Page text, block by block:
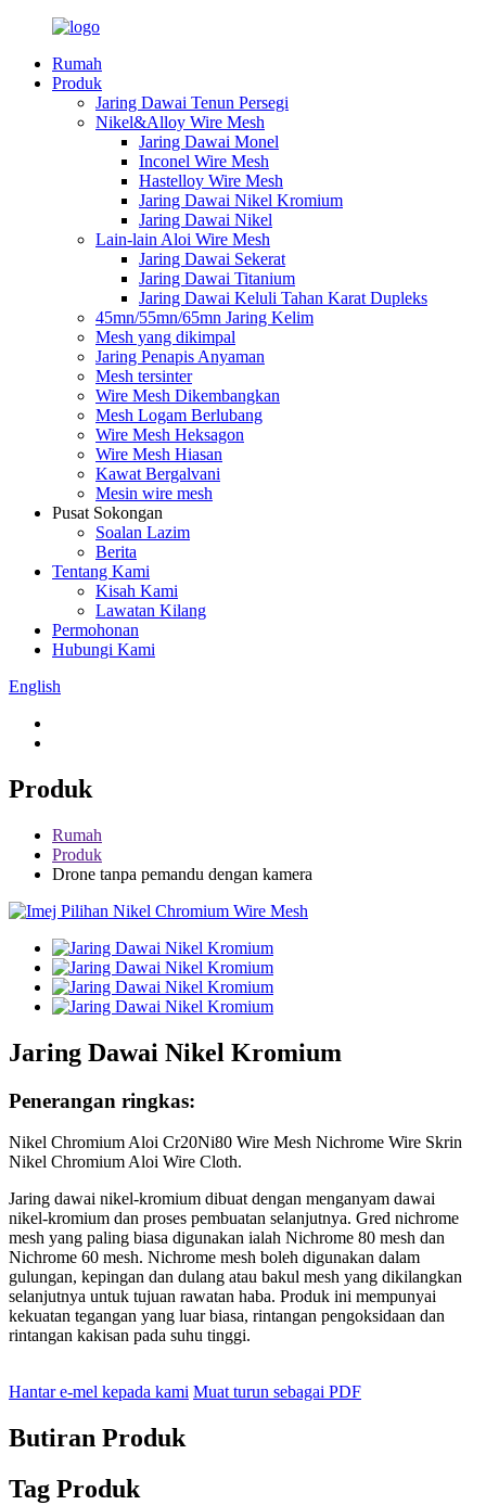
Rumah
Produk
Jaring Dawai Tenun Persegi
Nikel&Alloy Wire Mesh
Jaring Dawai Monel
Inconel Wire Mesh
Hastelloy Wire Mesh
Jaring Dawai Nikel Kromium
Jaring Dawai Nikel
Lain-lain Aloi Wire Mesh
Jaring Dawai Sekerat
Jaring Dawai Titanium
Jaring Dawai Keluli Tahan Karat Dupleks
45mn/55mn/65mn Jaring Kelim
Mesh yang dikimpal
Jaring Penapis Anyaman
Mesh tersinter
Wire Mesh Dikembangkan
Mesh Logam Berlubang
Wire Mesh Heksagon
Wire Mesh Hiasan
Kawat Bergalvani
Mesin wire mesh
Pusat Sokongan
Soalan Lazim
Berita
Tentang Kami
Kisah Kami
Lawatan Kilang
Permohonan
Hubungi Kami
English
Produk
Rumah
Produk
Drone tanpa pemandu dengan kamera
Jaring Dawai Nikel Kromium
Penerangan ringkas:
Nikel Chromium Aloi Cr20Ni80 Wire Mesh Nichrome Wire Skrin
Nikel Chromium Aloi Wire Cloth.
Jaring dawai nikel-kromium dibuat dengan menganyam dawai
nikel-kromium dan proses pembuatan selanjutnya. Gred nichrome
mesh yang paling biasa digunakan ialah Nichrome 80 mesh dan
Nichrome 60 mesh. Nichrome mesh boleh digunakan dalam
gulungan, kepingan dan dulang atau bakul mesh yang dikilangkan
selanjutnya untuk tujuan rawatan haba. Produk ini mempunyai
kekuatan tegangan yang luar biasa, rintangan pengoksidaan dan
rintangan kakisan pada suhu tinggi.
Hantar e-mel kepada kami Muat turun sebagai PDF
Butiran Produk
Tag Produk